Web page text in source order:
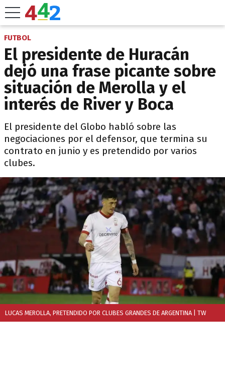
FUTBOL
El presidente de Huracán
dejó una frase picante sobre
situación de Merolla y el
interés de River y Boca
El presidente del Globo habló sobre las
negociaciones por el defensor, que termina su
contrato en junio y es pretendido por varios
clubes.
LUCAS MEROLLA, PRETENDIDO POR CLUBES GRANDES DE ARGENTINA | TW